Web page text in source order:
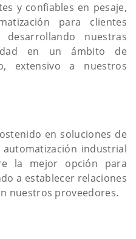
y confiables en pesaje,
para clientes
nuestras
en un ámbito de
extensivo a nuestros
en soluciones de
industrial
la mejor opción para
a establecer relaciones
nuestros proveedores.